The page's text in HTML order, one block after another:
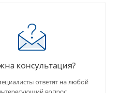
консультация?
ответят на любой